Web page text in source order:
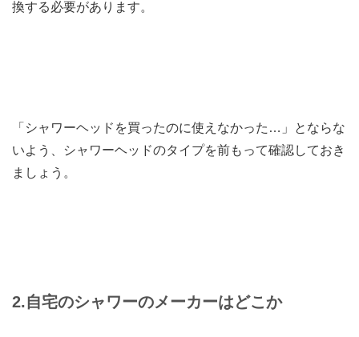
換する必要があります。
「シャワーヘッドを買ったのに使えなかった…」とならな
いよう、シャワーヘッドのタイプを前もって確認しておき
ましょう。
2.自宅のシャワーのメーカーはどこか